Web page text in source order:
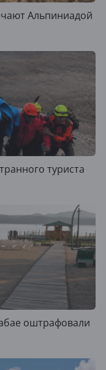
Альпиниадой
туриста
оштрафовали